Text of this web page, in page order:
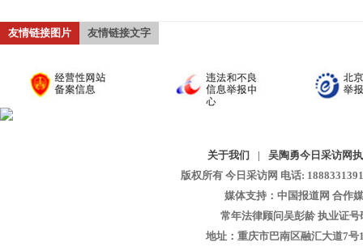
友情链接图片 友情链接文字
关于我们 |
吴陶勇今日采访网
版权所有 今日采访网 电话:
媒体支持：中国报道网 合作
常年法律顾问吴彭龄 执业证
地址：重庆市巴南区融汇大道7号